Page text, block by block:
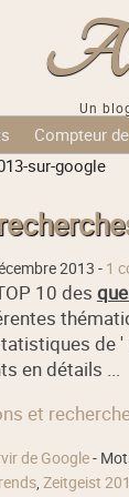
Un
Compteur
sur-google
2013 - 1
10 des
de '
en détails ...
et
de Google-
, Zeitgeist